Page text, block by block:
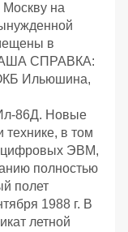
на
в
СПРАВКА:
Ильюшина,
86Д. Новые
технике, в том
цифровых ЭВМ,
полностью
полет
1988 г. В
летной